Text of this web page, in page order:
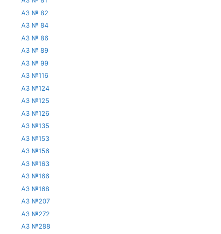
АЗ № 82
АЗ № 84
АЗ № 86
АЗ № 89
АЗ № 99
АЗ №116
АЗ №124
АЗ №125
АЗ №126
АЗ №135
АЗ №153
АЗ №156
АЗ №163
АЗ №166
АЗ №168
АЗ №207
АЗ №272
АЗ №288